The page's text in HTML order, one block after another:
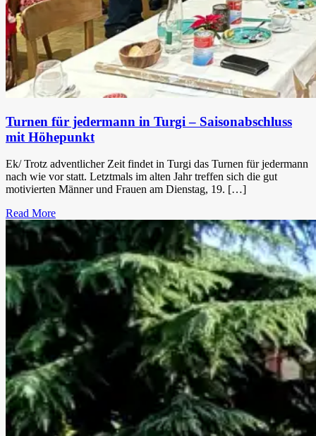
Turnen für jedermann in Turgi – Saisonabschluss
mit Höhepunkt
Ek/ Trotz adventlicher Zeit findet in Turgi das Turnen für jedermann
nach wie vor statt. Letztmals im alten Jahr treffen sich die gut
motivierten Männer und Frauen am Dienstag, 19. […]
Read More